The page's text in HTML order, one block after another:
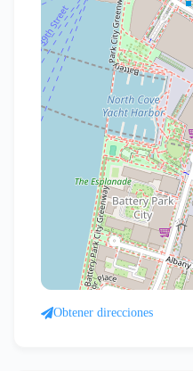
Obtener direcciones